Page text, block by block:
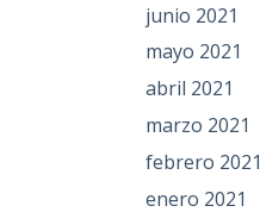
junio 2021
mayo 2021
abril 2021
marzo 2021
febrero 2021
enero 2021